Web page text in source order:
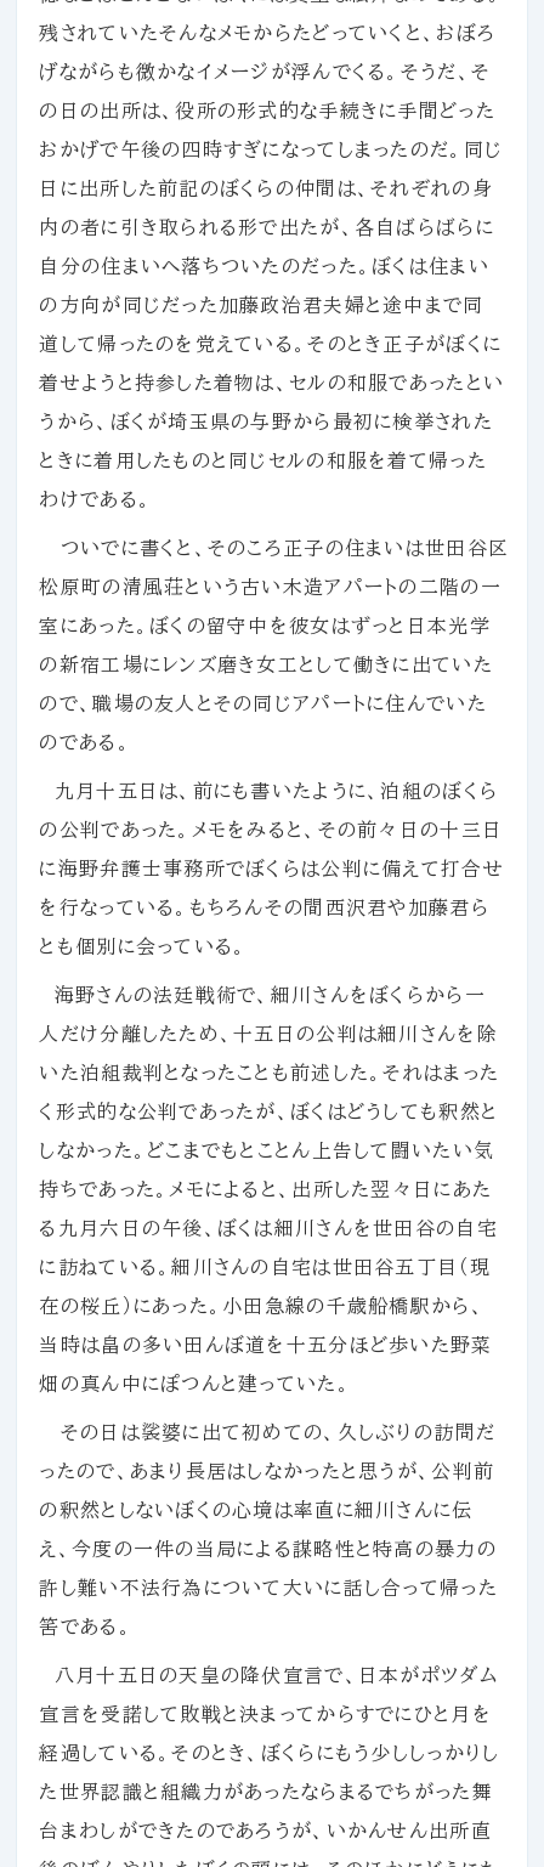
残されていたそんなメモからたどっていくと、おぼろ
げながらも微かなイメージが浮んでくる。そうだ、そ
の日の出所は、役所の形式的な手続きに手間どった
おかげで午後の四時すぎになってしまったのだ。同じ
日に出所した前記のぼくらの仲間は、それぞれの身
内の者に引き取られる形で出たが、各自ばらばらに
自分の住まいへ落ちついたのだった。ぼくは住まい
の方向が同じだった加藤政治君夫婦と途中まで同
道して帰ったのを党えている。そのとき正子がぼくに
着せようと持参した着物は、セルの和服であったとい
うから、ぼくが埼玉県の与野から最初に検挙された
ときに着用したものと同じセルの和服を着て帰った
わけである。
ついでに書くと、そのころ正子の住まいは世田谷区
松原町の清風荘という古い木造アパートの二階の一
室にあった。ぼくの留守中を彼女はずっと日本光学
の新宿工場にレンズ磨き女工として働きに出ていた
ので、職場の友人とその同じアパートに住んでいた
のである。
九月十五日は、前にも書いたように、泊組のぼくら
の公判であった。メモをみると、その前々日の十三日
に海野弁護士事務所でぼくらは公判に備えて打合せ
を行なっている。もちろんその間西沢君や加藤君ら
とも個別に会っている。
海野さんの法廷戦術で、細川さんをぼくらから一
人だけ分離したため、十五日の公判は細川さんを除
いた泊組裁判となったことも前述した。それはまった
く形式的な公判であったが、ぼくはどうしても釈然と
しなかった。どこまでもとことん上告して闘いたい気
持ちであった。メモによると、出所した翌々日にあた
る九月六日の午後、ぼくは細川さんを世田谷の自宅
に訪ねている。細川さんの自宅は世田谷五丁目（現
在の桜丘）にあった。小田急線の千歳船橋駅から、
当時は畠の多い田んぼ道を十五分ほど歩いた野菜
畑の真ん中にぽつんと建っていた。
その日は裟婆に出て初めての、久しぶりの訪問だ
ったので、あまり長居はしなかったと思うが、公判前
の釈然としないぼくの心境は率直に細川さんに伝
え、今度の一件の当局による謀略性と特高の暴力の
許し難い不法行為について大いに話し合って帰った
筈である。
八月十五日の天皇の降伏宣言で、日本がポツダム
宣言を受諾して敗戦と決まってからすでにひと月を
経過している。そのとき、ぼくらにもう少ししっかりし
た世界認識と組織力があったならまるでちがった舞
台まわしができたのであろうが、いかんせん出所直